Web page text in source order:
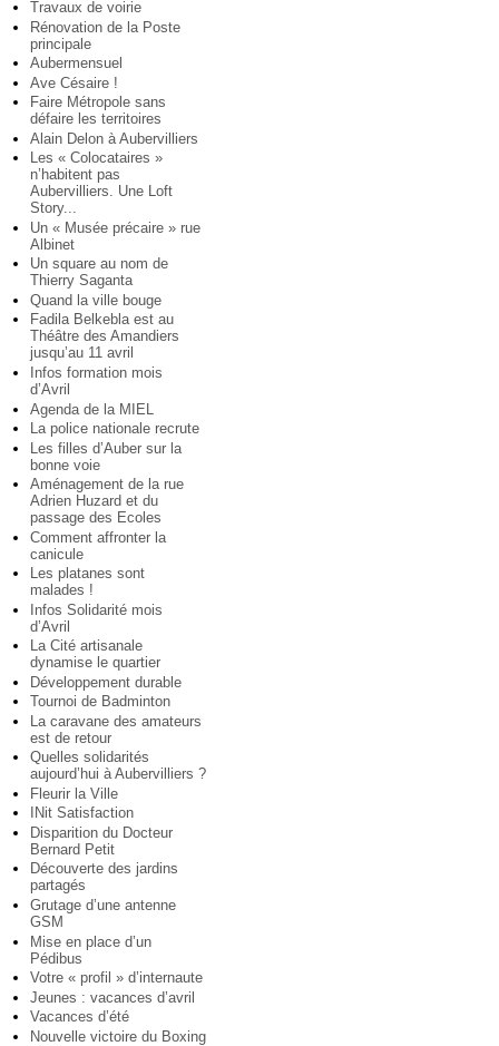
Travaux de voirie
Rénovation de la Poste
principale
Aubermensuel
Ave Césaire !
Faire Métropole sans
défaire les territoires
Alain Delon à Aubervilliers
Les « Colocataires »
n’habitent pas
Aubervilliers. Une Loft
Story...
Un « Musée précaire » rue
Albinet
Un square au nom de
Thierry Saganta
Quand la ville bouge
Fadila Belkebla est au
Théâtre des Amandiers
jusqu’au 11 avril
Infos formation mois
d’Avril
Agenda de la MIEL
La police nationale recrute
Les filles d’Auber sur la
bonne voie
Aménagement de la rue
Adrien Huzard et du
passage des Ecoles
Comment affronter la
canicule
Les platanes sont
malades !
Infos Solidarité mois
d’Avril
La Cité artisanale
dynamise le quartier
Développement durable
Tournoi de Badminton
La caravane des amateurs
est de retour
Quelles solidarités
aujourd’hui à Aubervilliers ?
Fleurir la Ville
INit Satisfaction
Disparition du Docteur
Bernard Petit
Découverte des jardins
partagés
Grutage d’une antenne
GSM
Mise en place d’un
Pédibus
Votre « profil » d’internaute
Jeunes : vacances d’avril
Vacances d’été
Nouvelle victoire du Boxing